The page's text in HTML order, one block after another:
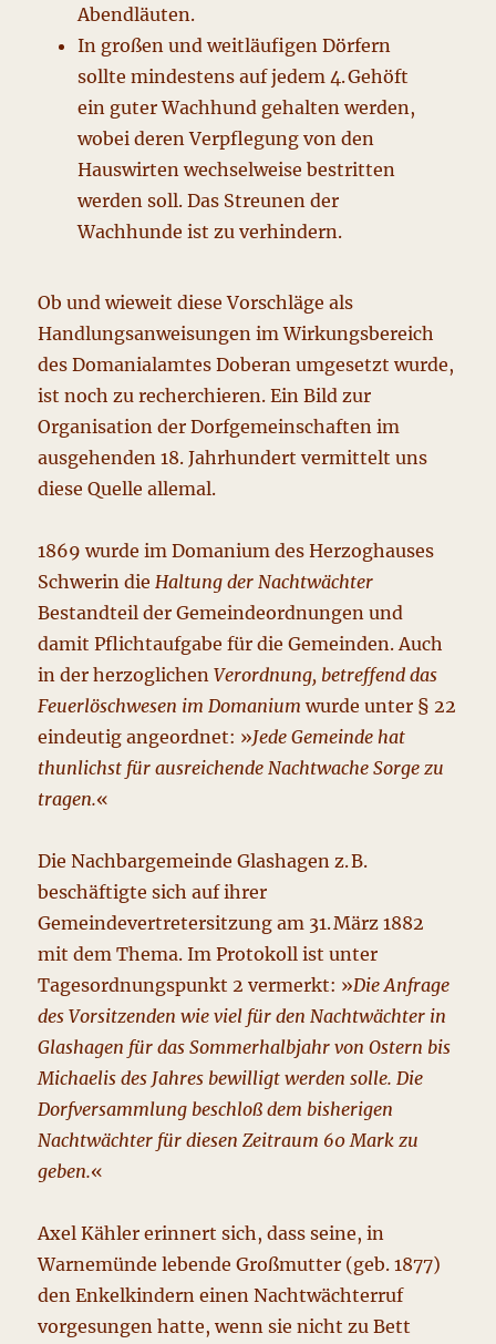
Abendläuten.
In großen und weitläufigen Dörfern
sollte mindestens auf jedem 4. Gehöft
ein guter Wachhund gehalten werden,
wobei deren Verpflegung von den
Hauswirten wechselweise bestritten
werden soll. Das Streunen der
Wachhunde ist zu verhindern.
Ob und wieweit diese Vorschläge als
Handlungsanweisungen im Wirkungsbereich
des Domanialamtes Doberan umgesetzt wurde,
ist noch zu recherchieren. Ein Bild zur
Organisation der Dorfgemeinschaften im
ausgehenden 18. Jahrhundert vermittelt uns
diese Quelle allemal.
1869 wurde im Domanium des Herzoghauses
Schwerin die Haltung der Nachtwächter
Bestandteil der Gemeindeordnungen und
damit Pflichtaufgabe für die Gemeinden. Auch
in der herzoglichenVerordnung, betreffend das
Feuerlöschwesen im Domanium wurde unter § 22
eindeutig angeordnet: »Jede Gemeinde hat
thunlichst für ausreichende Nachtwache Sorge zu
tragen.«
Die Nachbargemeinde Glashagen z. B.
beschäftigte sich auf ihrer
Gemeindevertretersitzung am 31. März 1882
mit dem Thema. Im Protokoll ist unter
Tagesordnungspunkt 2 vermerkt: »Die Anfrage
des Vorsitzenden wie viel für den Nachtwächter in
Glashagen für das Sommerhalbjahr von Ostern bis
Michaelis des Jahres bewilligt werden solle. Die
Dorfversammlung beschloß dem bisherigen
Nachtwächter für diesen Zeitraum 60 Mark zu
geben.«
Axel Kähler erinnert sich, dass seine, in
Warnemünde lebende Großmutter (geb. 1877)
den Enkelkindern einen Nachtwächterruf
vorgesungen hatte, wenn sie nicht zu Bett